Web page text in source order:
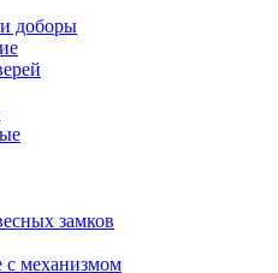
доборы
замков
механизмом